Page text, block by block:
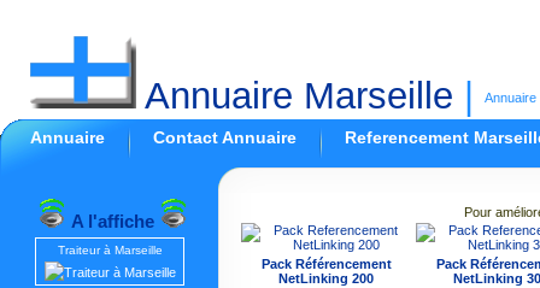
Annuaire Marseille Annuaire
Annuaire Contact Annuaire Referencement
A l'affiche
Traiteur à Marseille
Pour
Pack Référencement
NetLinking 200
Pack
NetLinking